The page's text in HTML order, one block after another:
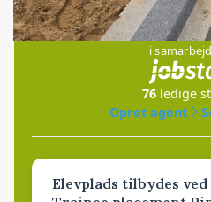
i
76 ledige
Opret agent
Elevplads tilbydes